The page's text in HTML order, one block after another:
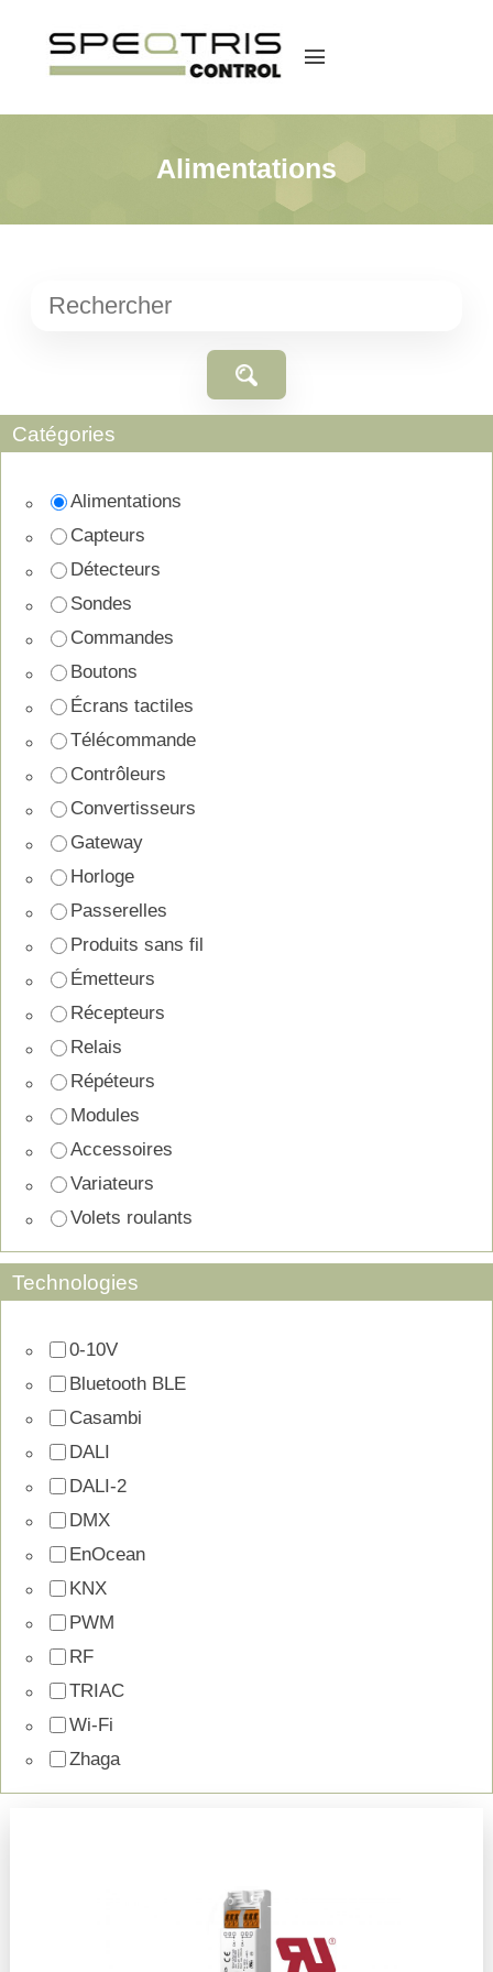
menu
Alimentations
Catégories
Alimentations
Capteurs
Détecteurs
Sondes
Commandes
Boutons
Écrans tactiles
Télécommande
Contrôleurs
Convertisseurs
Gateway
Horloge
Passerelles
Produits sans fil
Émetteurs
Récepteurs
Relais
Répéteurs
Modules
Accessoires
Variateurs
Volets roulants
Technologies
0-10V
Bluetooth BLE
Casambi
DALI
DALI-2
DMX
EnOcean
KNX
PWM
RF
TRIAC
Wi-Fi
Zhaga